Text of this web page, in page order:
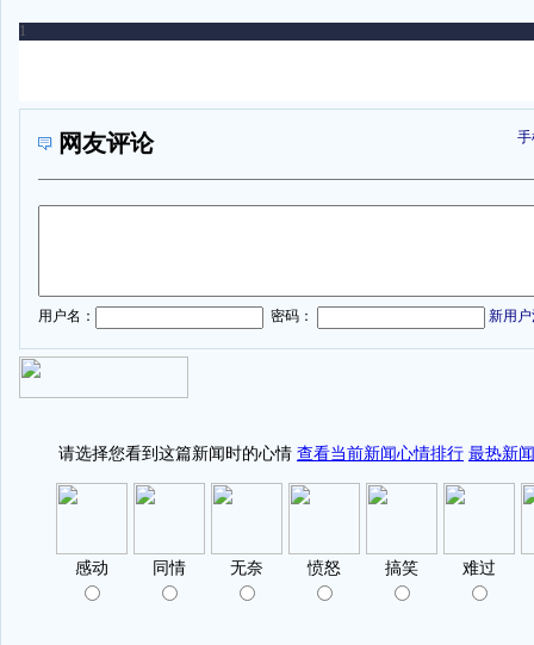
网友评论
用户名： 密码： 新用